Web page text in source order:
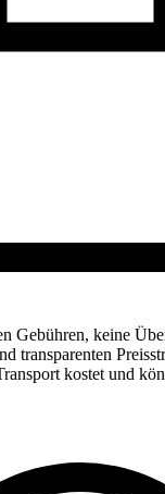
Gebühren, keine
transparenten
kostet und